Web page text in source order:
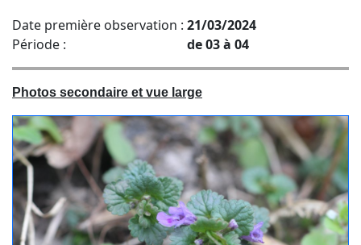
Date première observation : 21/03/2024
Période :
de 03 à 04
Photos secondaire et vue large